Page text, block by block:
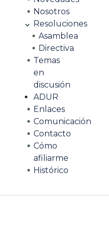
Nosotros
Resoluciones
Asamblea
Directiva
Temas
en
discusión
ADUR
Enlaces
Comunicación
Contacto
Cómo
afiliarme
Histórico